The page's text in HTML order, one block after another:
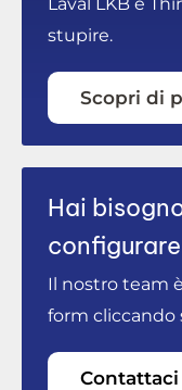
stupire.
Scopri di
Hai
Il nostro team
form cliccando
Contattaci